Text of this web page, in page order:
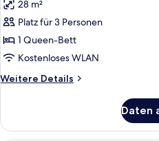
für
Doppelzimmer
anzeigen
28 m²
Platz für 3 Personen
1 Queen-Bett
Kostenloses WLAN
Weitere Details
Weitere
Daten